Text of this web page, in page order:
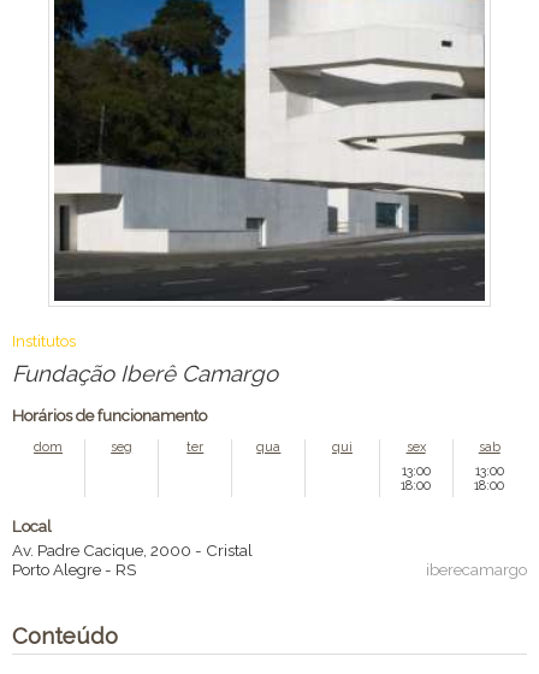
Institutos
Fundação Iberê Camargo
Horários de funcionamento
dom seg ter qua qui
sex
13:00
18:00
sab
13:00
18:00
Local
Av. Padre Cacique, 2000 - Cristal
Porto Alegre - RS iberecamargo
Conteúdo